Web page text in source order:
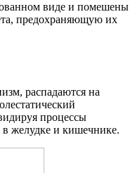
виде и помешены
предохраняющую их
распадаются на
процессы
желудке и кишечнике.